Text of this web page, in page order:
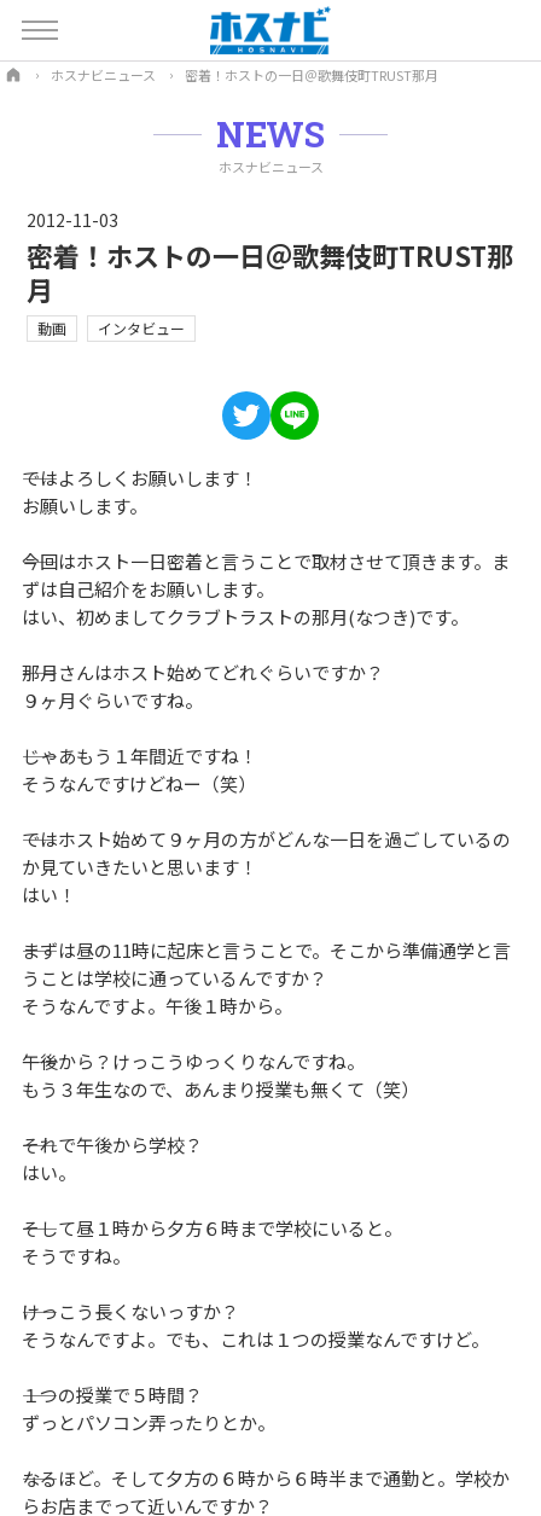
ホスナビニュース 密着！ホストの一日＠歌舞伎町TRUST那月
NEWS
ホスナビニュース
2012-11-03
密着！ホストの一日＠歌舞伎町TRUST那
月
動画 インタビュー
――ではよろしくお願いします！
お願いします。
――今回はホスト一日密着と言うことで取材させて頂きます。ま
ずは自己紹介をお願いします。
はい、初めましてクラブトラストの那月(なつき)です。
――那月さんはホスト始めてどれぐらいですか？
９ヶ月ぐらいですね。
――じゃあもう１年間近ですね！
そうなんですけどねー（笑）
――ではホスト始めて９ヶ月の方がどんな一日を過ごしているの
か見ていきたいと思います！
はい！
――まずは昼の11時に起床と言うことで。そこから準備通学と言
うことは学校に通っているんですか？
そうなんですよ。午後１時から。
――午後から？けっこうゆっくりなんですね。
もう３年生なので、あんまり授業も無くて（笑）
――それで午後から学校？
はい。
――そして昼１時から夕方６時まで学校にいると。
そうですね。
――けっこう長くないっすか？
そうなんですよ。でも、これは１つの授業なんですけど。
――１つの授業で５時間？
ずっとパソコン弄ったりとか。
――なるほど。そして夕方の６時から６時半まで通勤と。学校か
らお店までって近いんですか？